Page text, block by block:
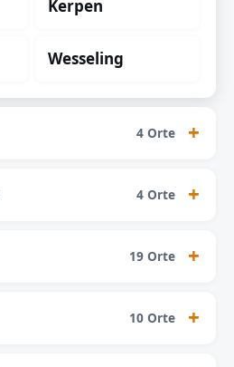
Kerpen
Wesseling
4 Orte
4 Orte
19 Orte
10 Orte